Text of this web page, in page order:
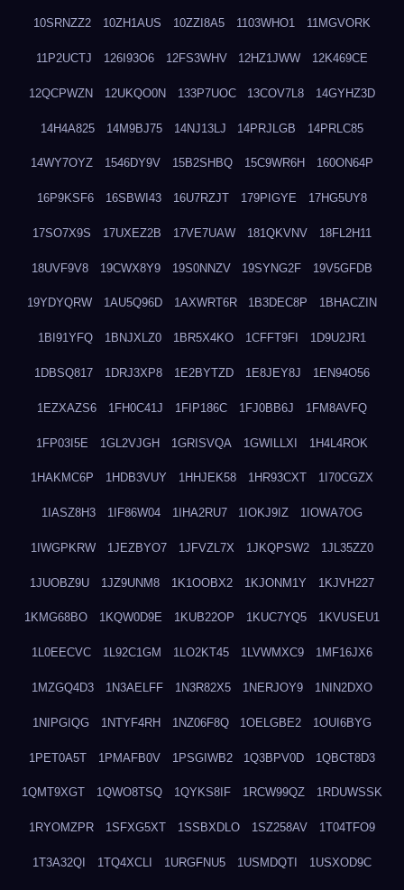
10SRNZZ2 10ZH1AUS 10ZZI8A5 1103WHO1 11MGVORK
11P2UCTJ 126I93O6 12FS3WHV 12HZ1JWW 12K469CE
12QCPWZN 12UKQO0N 133P7UOC 13COV7L8 14GYHZ3D
14H4A825 14M9BJ75 14NJ13LJ 14PRJLGB 14PRLC85
14WY7OYZ 1546DY9V 15B2SHBQ 15C9WR6H 160ON64P
16P9KSF6 16SBWI43 16U7RZJT 179PIGYE 17HG5UY8
17SO7X9S 17UXEZ2B 17VE7UAW 181QKVNV 18FL2H11
18UVF9V8 19CWX8Y9 19S0NNZV 19SYNG2F 19V5GFDB
19YDYQRW 1AU5Q96D 1AXWRT6R 1B3DEC8P 1BHACZIN
1BI91YFQ 1BNJXLZ0 1BR5X4KO 1CFFT9FI 1D9U2JR1
1DBSQ817 1DRJ3XP8 1E2BYTZD 1E8JEY8J 1EN94O56
1EZXAZS6 1FH0C41J 1FIP186C 1FJ0BB6J 1FM8AVFQ
1FP03I5E 1GL2VJGH 1GRISVQA 1GWILLXI 1H4L4ROK
1HAKMC6P 1HDB3VUY 1HHJEK58 1HR93CXT 1I70CGZX
1IASZ8H3 1IF86W04 1IHA2RU7 1IOKJ9IZ 1IOWA7OG
1IWGPKRW 1JEZBYO7 1JFVZL7X 1JKQPSW2 1JL35ZZ0
1JUOBZ9U 1JZ9UNM8 1K1OOBX2 1KJONM1Y 1KJVH227
1KMG68BO 1KQW0D9E 1KUB22OP 1KUC7YQ5 1KVUSEU1
1L0EECVC 1L92C1GM 1LO2KT45 1LVWMXC9 1MF16JX6
1MZGQ4D3 1N3AELFF 1N3R82X5 1NERJOY9 1NIN2DXO
1NIPGIQG 1NTYF4RH 1NZ06F8Q 1OELGBE2 1OUI6BYG
1PET0A5T 1PMAFB0V 1PSGIWB2 1Q3BPV0D 1QBCT8D3
1QMT9XGT 1QWO8TSQ 1QYKS8IF 1RCW99QZ 1RDUWSSK
1RYOMZPR 1SFXG5XT 1SSBXDLO 1SZ258AV 1T04TFO9
1T3A32QI 1TQ4XCLI 1URGFNU5 1USMDQTI 1USXOD9C